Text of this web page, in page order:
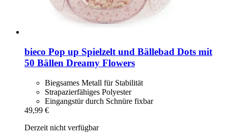
bieco Pop up Spielzelt und Bällebad Dots mit
50 Bällen Dreamy Flowers
Biegsames Metall für Stabilität
Strapazierfähiges Polyester
Eingangstür durch Schnüre fixbar
49,99 €
Derzeit nicht verfügbar